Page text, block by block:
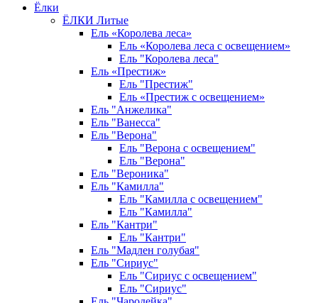
Ёлки
ЁЛКИ Литые
Ель «Королева леса»
Ель «Королева леса с освещением»
Ель "Королева леса"
Ель «Престиж»
Ель "Престиж"
Ель «Престиж с освещением»
Ель "Анжелика"
Ель "Ванесса"
Ель "Верона"
Ель "Верона с освещением"
Ель "Верона"
Ель "Вероника"
Ель "Камилла"
Ель "Камилла с освещением"
Ель "Камилла"
Ель "Кантри"
Ель "Кантри"
Ель "Мадлен голубая"
Ель "Сириус"
Ель "Сириус с освещением"
Ель "Сириус"